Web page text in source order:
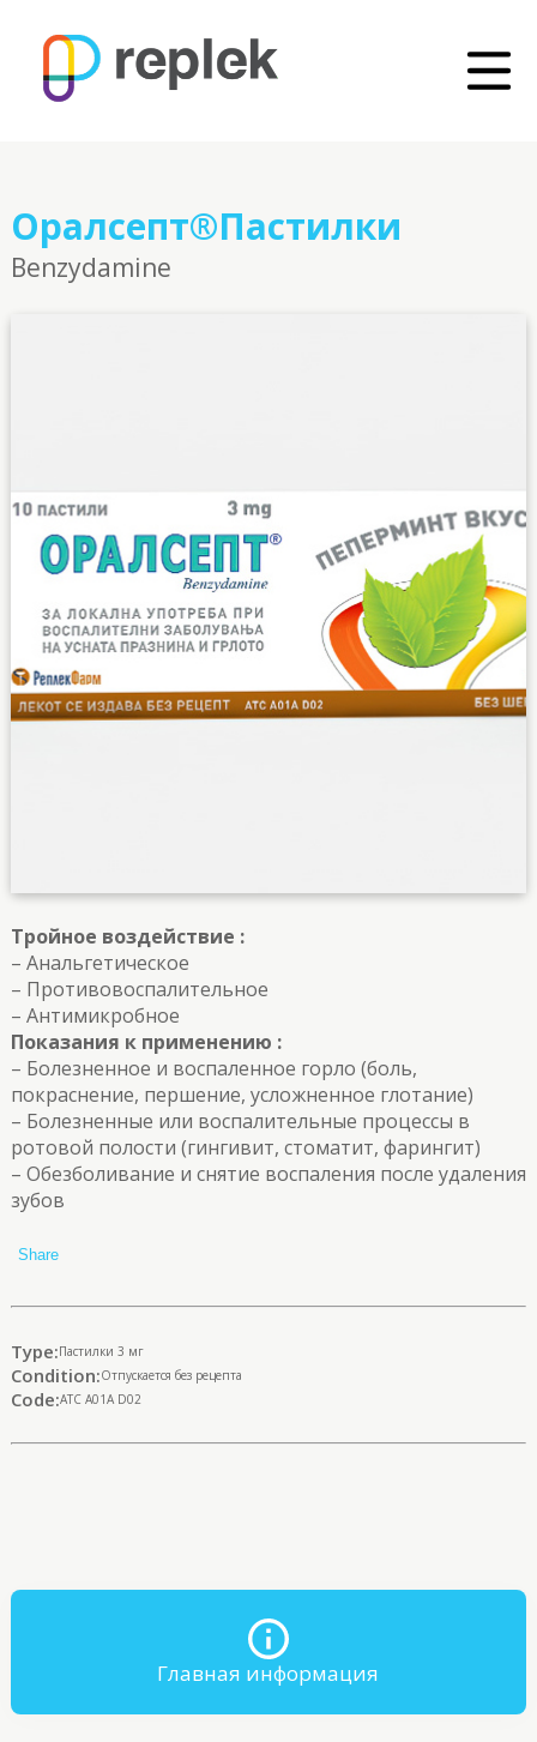
Оралсепт®Пастилки
Benzydamine
Тройное воздействие :
– Анальгетическое
– Противовоспалительное
– Антимикробное
Показания к применению :
– Болезненное и воспаленное горло (боль,
покраснение, першение, усложненное глотание)
– Болезненные или воспалительные процессы в
ротовой полости (гингивит, стоматит, фарингит)
– Обезболивание и снятие воспаления после удаления
зубов
Share
Type:Пастилки 3 мг
Condition:Отпускается без рецепта
Code:ATC A01A D02
Главная информация